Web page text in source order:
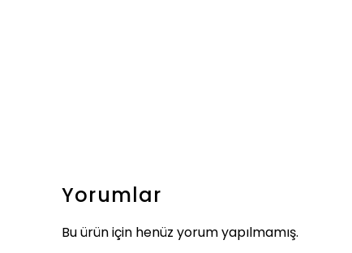
Yorumlar
Bu ürün için henüz yorum yapılmamış.